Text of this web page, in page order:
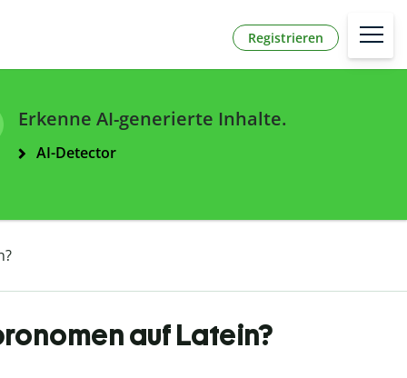
Registrieren
Erkenne AI-generierte Inhalte.
AI-Detector
auf Latein?